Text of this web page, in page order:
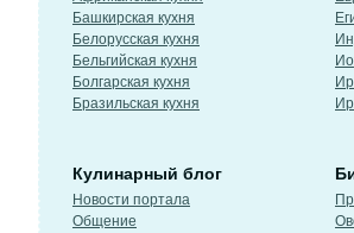
Башкирская кухня
Белорусская кухня
Бельгийская кухня
Болгарская кухня
Бразильская кухня
Кулинарный блог
Новости портала
Общение